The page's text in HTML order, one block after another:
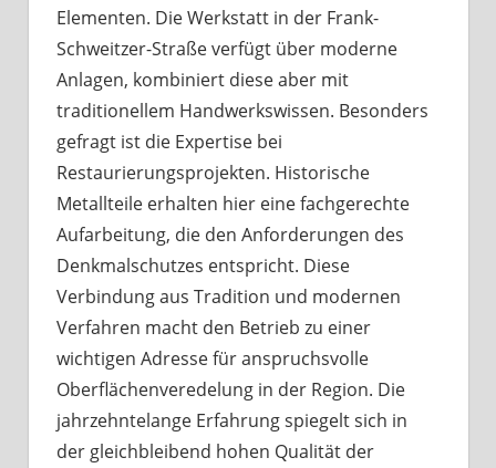
Elementen. Die Werkstatt in der Frank-
Schweitzer-Straße verfügt über moderne
Anlagen, kombiniert diese aber mit
traditionellem Handwerkswissen. Besonders
gefragt ist die Expertise bei
Restaurierungsprojekten. Historische
Metallteile erhalten hier eine fachgerechte
Aufarbeitung, die den Anforderungen des
Denkmalschutzes entspricht. Diese
Verbindung aus Tradition und modernen
Verfahren macht den Betrieb zu einer
wichtigen Adresse für anspruchsvolle
Oberflächenveredelung in der Region. Die
jahrzehntelange Erfahrung spiegelt sich in
der gleichbleibend hohen Qualität der